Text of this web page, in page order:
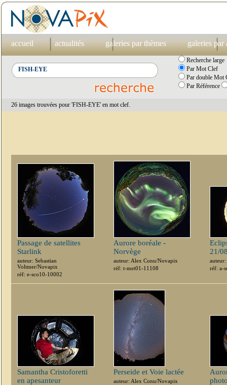
accueil actualités galeries par thèmes galeries par
Recherche large
Par Mot Clef
Par double Mot
Par Référence
26 images trouvées pour 'FISH-EYE' en mot clef.
Passage de satellites
Starlink
auteur: Sebastian
Voltmer/Novapix
réf: e-sco10-10002
Aurore boréale -
Norvège
auteur: Alex Conu/Novapix
réf: t-met01-11108
21/
réf: a-
Samantha Cristoforetti
en apesanteur
Perseide et Voie lactée
auteur: Alex Conu/Novapix